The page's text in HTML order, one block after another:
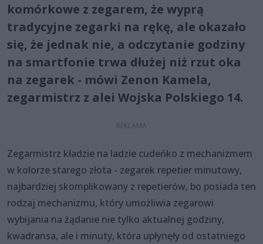
komórkowe z zegarem, że wyprą
tradycyjne zegarki na rękę, ale okazało
się, że jednak nie, a odczytanie godziny
na smartfonie trwa dłużej niż rzut oka
na zegarek - mówi Zenon Kamela,
zegarmistrz z alei Wojska Polskiego 14.
Zegarmistrz kładzie na ladzie cudeńko z mechanizmem
w kolorze starego złota - zegarek repetier minutowy,
najbardziej skomplikowany z repetierów, bo posiada ten
rodzaj mechanizmu, który umożliwia zegarowi
wybijania na żądanie nie tylko aktualnej godziny,
kwadransa, ale i minuty, która upłynęły od ostatniego